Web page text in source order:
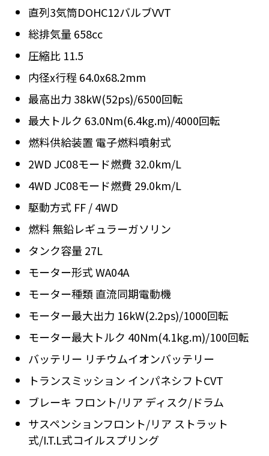
直列3気筒DOHC12バルブVVT
総排気量 658cc
圧縮比 11.5
内径x行程 64.0x68.2mm
最高出力 38kW(52ps)/6500回転
最大トルク 63.0Nm(6.4kg.m)/4000回転
燃料供給装置 電子燃料噴射式
2WD JC08モード燃費 32.0km/L
4WD JC08モード燃費 29.0km/L
駆動方式 FF / 4WD
燃料 無鉛レギュラーガソリン
タンク容量 27L
モーター形式 WA04A
モーター種類 直流同期電動機
モーター最大出力 16kW(2.2ps)/1000回転
モーター最大トルク 40Nm(4.1kg.m)/100回転
バッテリー リチウムイオンバッテリー
トランスミッション インパネシフトCVT
ブレーキ フロント/リア ディスク/ドラム
サスペンションフロント/リア ストラット
式/I.T.L式コイルスプリング